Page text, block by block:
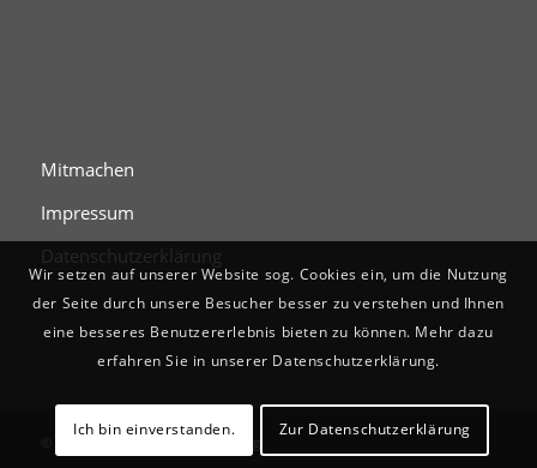
Mitmachen
Impressum
Datenschutzerklärung
© Digitales Stadtgedächtnis Coburg
Wir setzen auf unserer Website sog. Cookies ein, um die Nutzung
der Seite durch unsere Besucher besser zu verstehen und Ihnen
eine besseres Benutzererlebnis bieten zu können. Mehr dazu
erfahren Sie in unserer Datenschutzerklärung.
Ich bin einverstanden. Zur Datenschutzerklärung